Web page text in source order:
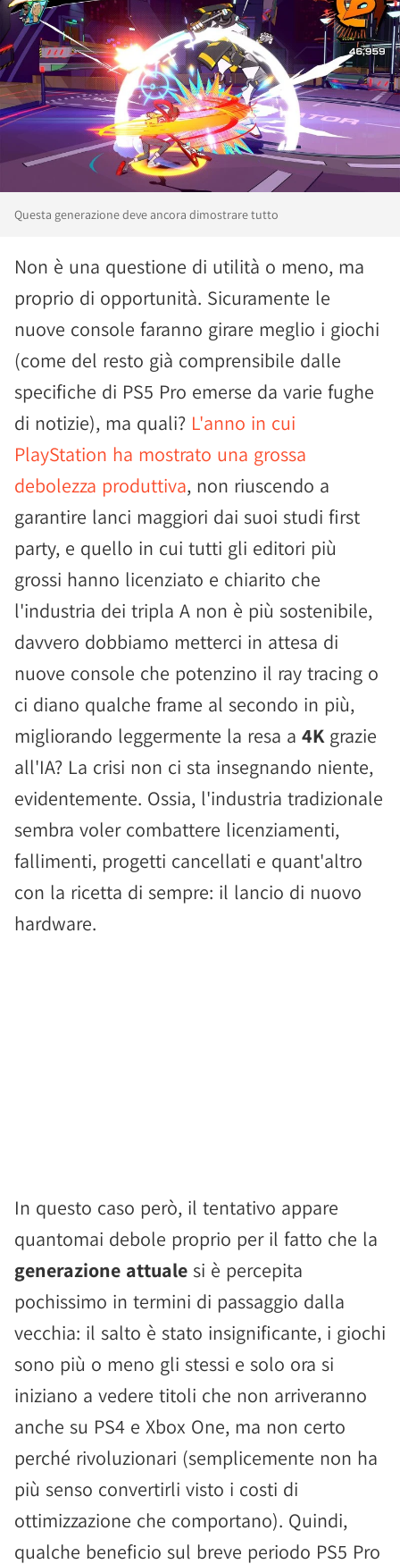
Questa generazione deve ancora dimostrare tutto
Non è una questione di utilità o meno, ma
proprio di opportunità. Sicuramente le
nuove console faranno girare meglio i giochi
(come del resto già comprensibile dalle
specifiche di PS5 Pro emerse da varie fughe
di notizie), ma quali? L'anno in cui
PlayStation ha mostrato una grossa
debolezza produttiva, non riuscendo a
garantire lanci maggiori dai suoi studi first
party, e quello in cui tutti gli editori più
grossi hanno licenziato e chiarito che
l'industria dei tripla A non è più sostenibile,
davvero dobbiamo metterci in attesa di
nuove console che potenzino il ray tracing o
ci diano qualche frame al secondo in più,
migliorando leggermente la resa a 4Kgrazie
all'IA? La crisi non ci sta insegnando niente,
evidentemente. Ossia, l'industria tradizionale
sembra voler combattere licenziamenti,
fallimenti, progetti cancellati e quant'altro
con la ricetta di sempre: il lancio di nuovo
hardware.
In questo caso però, il tentativo appare
quantomai debole proprio per il fatto che la
generazione attuale si è percepita
pochissimo in termini di passaggio dalla
vecchia: il salto è stato insignificante, i giochi
sono più o meno gli stessi e solo ora si
iniziano a vedere titoli che non arriveranno
anche su PS4 e Xbox One, ma non certo
perché rivoluzionari (semplicemente non ha
più senso convertirli visto i costi di
ottimizzazione che comportano). Quindi,
qualche beneficio sul breve periodo PS5 Pro